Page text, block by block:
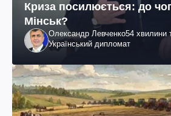
Криза посилюється: до
Мінськ?
Олександр Левченко54 хвилини
Український дипломат